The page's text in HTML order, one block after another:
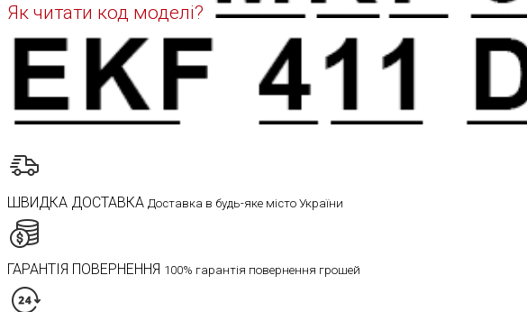
Як читати код моделі?
ШВИДКА ДОСТАВКА Доставка в будь-яке місто України
ГАРАНТІЯ ПОВЕРНЕННЯ 100% гарантія повернення грошей